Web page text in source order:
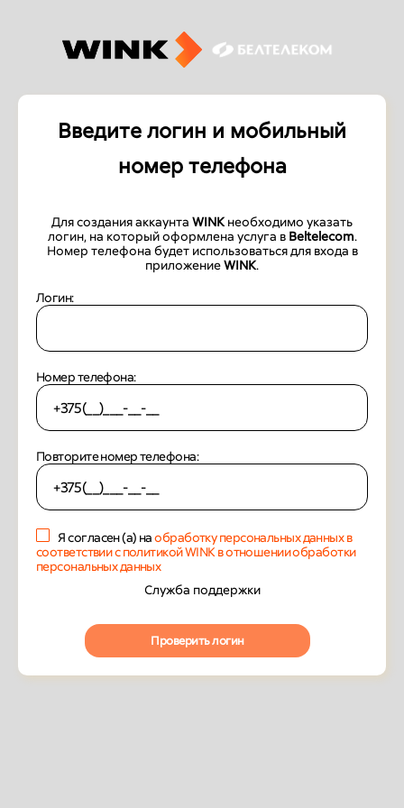
Введите логин и мобильный
номер телефона
Для создания аккаунта WINK необходимо указать
логин, на который оформлена услуга в Beltelecom.
Номер телефона будет использоваться для входа в
приложениеWINK.
Логин:
Номер телефона:
Повторите номер телефона:
Я согласен (а) наобработку персональных данных в
соответствии с политикой WINK в отношении обработки
персональных данных
Служба поддержки
Проверить логин